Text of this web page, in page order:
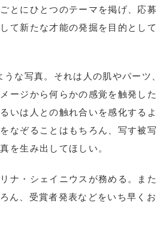
とにひとつのテーマを掲げ、応募
て新たな才能の発掘を目的として
な写真。それは人の肌やパーツ、
ージから何らかの感覚を触発した
いは人との触れ合いを感化するよ
なぞることはもちろん、写す被写
を生み出してほしい。
ナ・シェイニウスが務める。また
ん、受賞者発表などをいち早くお